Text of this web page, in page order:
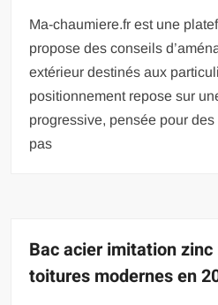
Ma-chaumiere.fr est une
propose des conseils
extérieur destinés aux
positionnement repose sur
progressive, pensée pour des
pas
Bac acier imitation
toitures modernes en